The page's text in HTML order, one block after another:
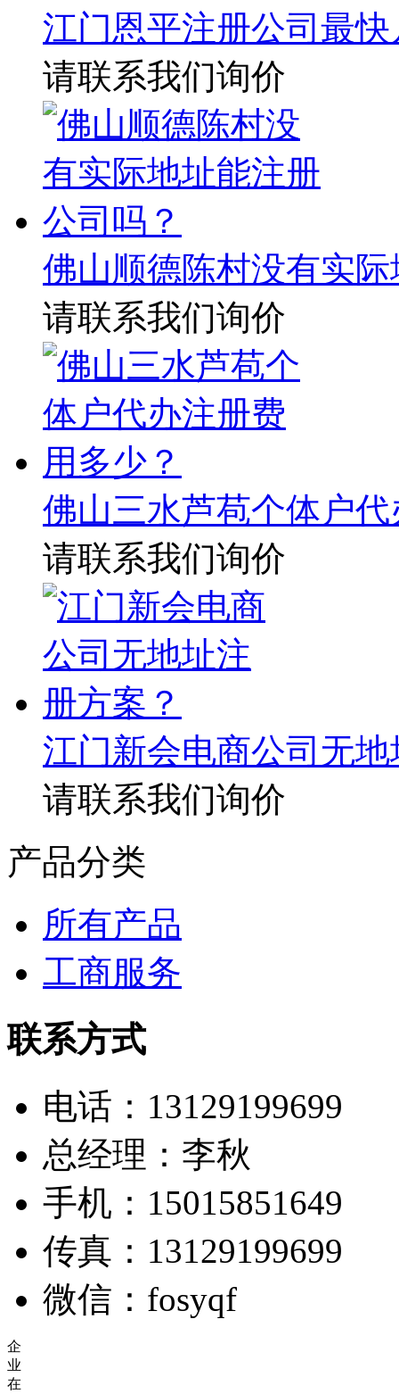
江门恩平注册公司最
请联系我们询价
佛山顺德陈村没有实
请联系我们询价
佛山三水芦苞个体户
请联系我们询价
江门新会电商公司无
请联系我们询价
产品分类
所有产品
工商服务
联系方式
电话：13129199699
总经理：李秋
手机：15015851649
传真：13129199699
微信：fosyqf
企
业
在